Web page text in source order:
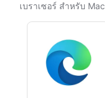
เบราเซอร์ สำหรับ Mac